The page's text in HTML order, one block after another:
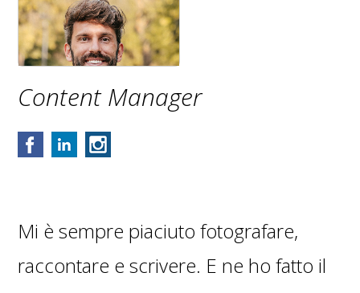
Content Manager
Mi è sempre piaciuto fotografare,
raccontare e scrivere. E ne ho fatto il